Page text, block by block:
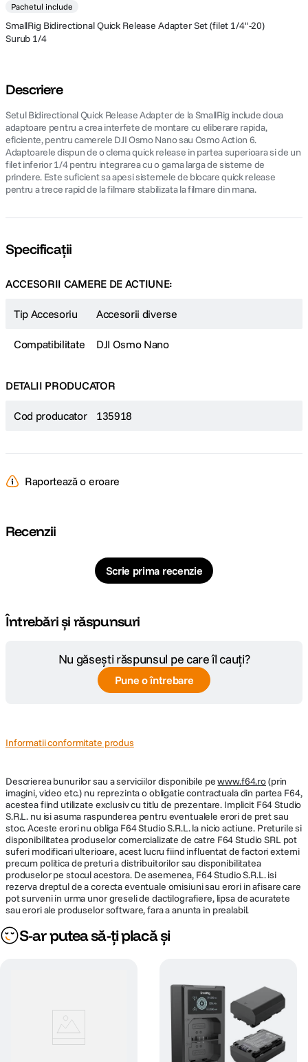
10. godox
Pachetul include
SmallRig Bidirectional Quick Release Adapter Set (filet 1/4"-20)
Surub 1/4
Descriere
Setul Bidirectional Quick Release Adapter de la SmallRig include doua
adaptoare pentru a crea interfete de montare cu eliberare rapida,
eficiente, pentru camerele DJI Osmo Nano sau Osmo Action 6.
Adaptoarele dispun de o clema quick release in partea superioara si de un
filet inferior 1/4 pentru integrarea cu o gama larga de sisteme de
prindere. Este suficient sa apesi sistemele de blocare quick release
pentru a trece rapid de la filmare stabilizata la filmare din mana.
Specificații
ACCESORII CAMERE DE ACTIUNE:
Tip Accesoriu Accesorii diverse
Compatibilitate DJI Osmo Nano
DETALII PRODUCATOR
Cod producator 135918
Raportează o eroare
Recenzii
Scrie prima recenzie
Întrebări și răspunsuri
Nu găsești răspunsul pe care îl cauți?
Pune o întrebare
Informatii conformitate produs
Descrierea bunurilor sau a serviciilor disponibile pewww.f64.ro(prin
imagini, video etc.) nu reprezinta o obligatie contractuala din partea F64,
acestea fiind utilizate exclusiv cu titlu de prezentare. Implicit F64 Studio
S.R.L. nu isi asuma raspunderea pentru eventualele erori de pret sau
stoc. Aceste erori nu obliga F64 Studio S.R.L. la nicio actiune. Preturile si
disponibilitatea produselor comercializate de catre F64 Studio SRL pot
suferi modificari ulterioare, acest lucru fiind influentat de factori externi
precum politica de preturi a distribuitorilor sau disponibilitatea
produselor pe stocul acestora. De asemenea, F64 Studio S.R.L. isi
rezerva dreptul de a corecta eventuale omisiuni sau erori in afisare care
pot surveni in urma unor greseli de dactilografiere, lipsa de acuratete
sau erori ale produselor software, fara a anunta in prealabil.
S-ar putea să-ți placă și